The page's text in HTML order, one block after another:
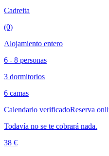
Cadreita
(0)
Alojamiento entero
6 - 8 personas
3 dormitorios
6 camas
Calendario verificadoReserva
Todavía no se te cobrará nada.
38 €